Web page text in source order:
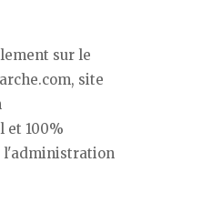
sur le
site
et 100%
l'administration